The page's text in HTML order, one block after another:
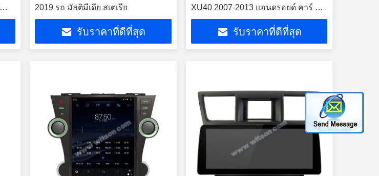
2019 รถ มัลติมีเดีย สเตเรีย
รับราคาที่ดีที่สุด
XU40 2007-2013 แอนดรอยด์ คาร์ ส
เตียโร่
รับราคาที่ดีที่สุด